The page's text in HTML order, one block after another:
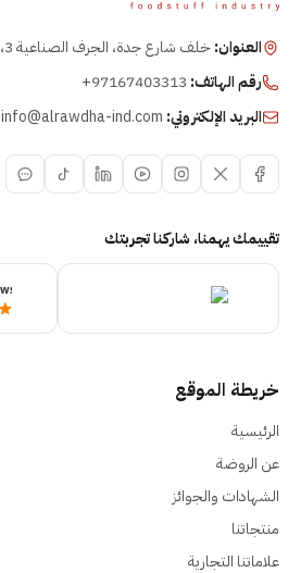
العنوان:خلف شارع جدة، الجرف الصناعية 3، عجمان، الإمارات
رقم الهاتف: +97167403313
البريد الإلكتروني: info@alrawdha-ind.com
تقييمك يهمنا، شاركنا تجربتك
خريطة الموقع
الرئيسية
عن الروضة
الشهادات والجوائز
منتجاتنا
علاماتنا التجارية